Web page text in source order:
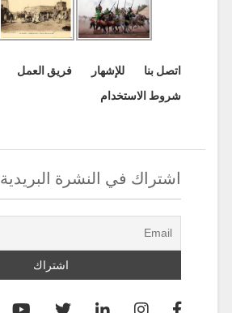
اتصل بنا للإشهار
فريق العمل
شروط الاستخدام
اشتراك في النشرة البريدية